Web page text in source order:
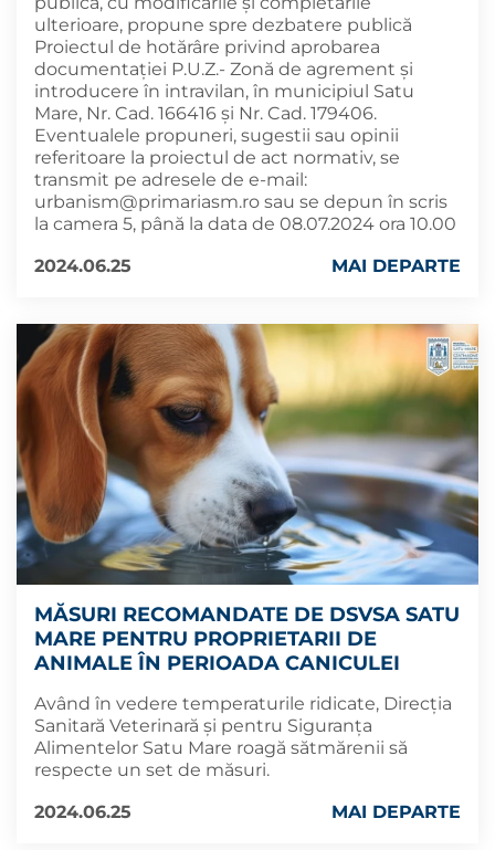
ulterioare, propune spre dezbatere publică
Proiectul de hotărâre privind aprobarea
documentației P.U.Z.- Zonă de agrement și
introducere în intravilan, în municipiul Satu
Mare, Nr. Cad. 166416 și Nr. Cad. 179406.
Eventualele propuneri, sugestii sau opinii
referitoare la proiectul de act normativ, se
transmit pe adresele de e-mail:
urbanism@primariasm.ro sau se depun în scris
la camera 5, până la data de 08.07.2024 ora 10.00
2024.06.25
MAI DEPARTE
MĂSURI RECOMANDATE DE DSVSA SATU
MARE PENTRU PROPRIETARII DE
ANIMALE ÎN PERIOADA CANICULEI
Având în vedere temperaturile ridicate, Direcția
Sanitară Veterinară și pentru Siguranța
Alimentelor Satu Mare roagă sătmărenii să
respecte un set de măsuri.
2024.06.25
MAI DEPARTE